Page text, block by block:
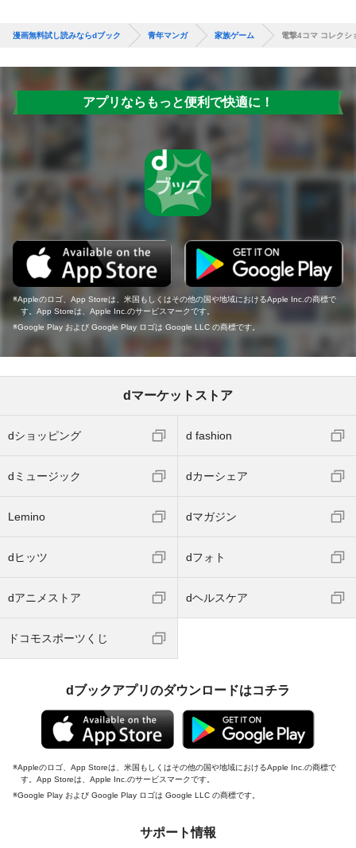
漫画無料試し読みならdブック 青年マンガ 家族ゲーム 電撃4コマ コレク
アプリならもっと便利で快適に！
Appleのロゴ、App Storeは、米国もしくはその他の国や地域におけるApple Inc.の商標で
す。App Storeは、Apple Inc.のサービスマークです。
Google Play および Google Play ロゴは Google LLC の商標です。
dマーケットストア
dショッピング d fashion
dミュージック dカーシェア
Lemino dマガジン
dヒッツ dフォト
dアニメストア dヘルスケア
ドコモスポーツくじ
dブックアプリのダウンロードはコチラ
Appleのロゴ、App Storeは、米国もしくはその他の国や地域におけるApple Inc.の商標で
す。App Storeは、Apple Inc.のサービスマークです。
Google Play および Google Play ロゴは Google LLC の商標です。
サポート情報